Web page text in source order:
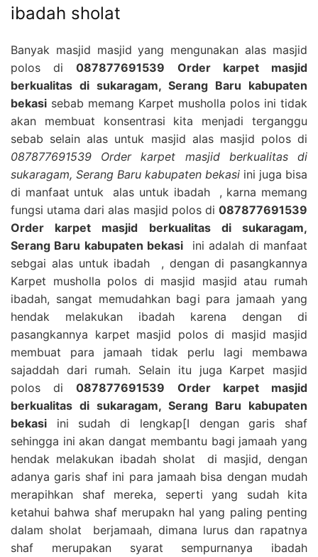
ibadah sholat
Banyak masjid masjid yang mengunakan alas masjid
polos di087877691539 Order karpet masjid
berkualitas di sukaragam, Serang Baru kabupaten
bekasi sebab memang Karpet musholla polos ini tidak
akan membuat konsentrasi kita menjadi terganggu
sebab selain alas untuk masjid alas masjid polos di
087877691539 Order karpet masjid berkualitas di
sukaragam, Serang Baru kabupaten bekasi ini juga bisa
di manfaat untuk alas untuk ibadah , karna memang
fungsi utama dari alas masjid polos di 087877691539
Order karpet masjid berkualitas di sukaragam,
Serang Baru kabupaten bekasi ini adalah di manfaat
sebgai alas untuk ibadah , dengan di pasangkannya
Karpet musholla polos di masjid masjid atau rumah
ibadah, sangat memudahkan bagi para jamaah yang
hendak melakukan ibadah karena dengan di
pasangkannya karpet masjid polos di masjid masjid
membuat para jamaah tidak perlu lagi membawa
sajaddah dari rumah. Selain itu juga Karpet masjid
polos di087877691539 Order karpet masjid
berkualitas di sukaragam, Serang Baru kabupaten
bekasi ini sudah di lengkap[I dengan garis shaf
sehingga ini akan dangat membantu bagi jamaah yang
hendak melakukan ibadah sholat di masjid, dengan
adanya garis shaf ini para jamaah bisa dengan mudah
merapihkan shaf mereka, seperti yang sudah kita
ketahui bahwa shaf merupakn hal yang paling penting
dalam sholat berjamaah, dimana lurus dan rapatnya
shaf merupakan syarat sempurnanya ibadah